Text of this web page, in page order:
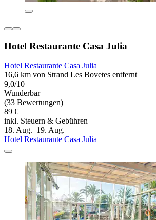
Hotel Restaurante Casa Julia
Hotel Restaurante Casa Julia
16,6 km von Strand Les Bovetes entfernt
9,0/10
Wunderbar
(33 Bewertungen)
89 €
inkl. Steuern & Gebühren
18. Aug.–19. Aug.
Hotel Restaurante Casa Julia